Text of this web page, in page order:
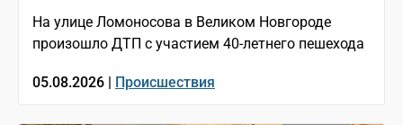
На улице Ломоносова в Великом Новгороде
произошло ДТП с участием 40-летнего пешехода
05.08.2026 | Происшествия